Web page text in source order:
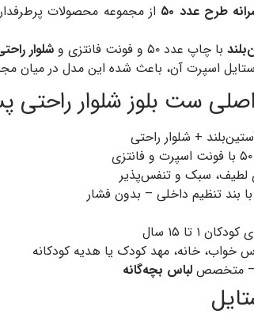
طرح عدد ۵۰
با چاپ عدد ۵۰ و فونت فانتزی و شلوار
اسپرت آن، باعث شده این مدل در میان
ست بلوز شلوار راحتی
+ شلوار راحتی
لطیف، سبک و تنفس‌پذیر
بند تنظیم داخلی – بدون فشار
۱ تا ۱۵ سال
خواب، خانه، مهد کودک یا هدیه کودکانه
لباس بچه‌گانه